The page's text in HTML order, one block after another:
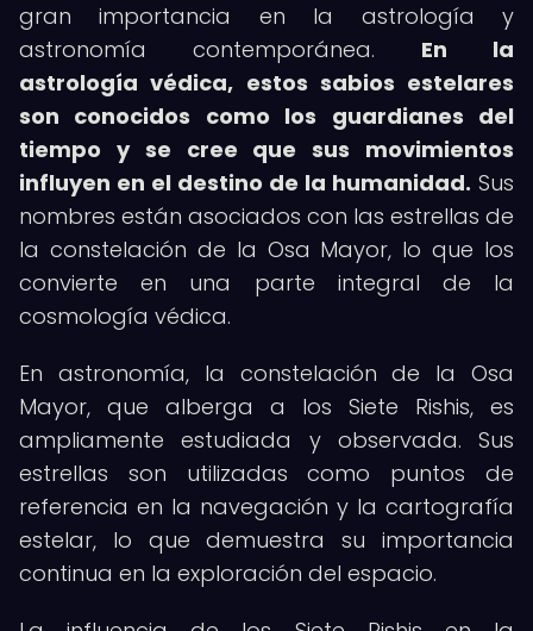
gran importancia en la astrología y
astronomía contemporánea. En la
astrología védica, estos sabios estelares
son conocidos como los guardianes del
tiempo y se cree que sus movimientos
influyen en el destino de la humanidad. Sus
nombres están asociados con las estrellas de
la constelación de la Osa Mayor, lo que los
convierte en una parte integral de la
cosmología védica.
En astronomía, la constelación de la Osa
Mayor, que alberga a los Siete Rishis, es
ampliamente estudiada y observada. Sus
estrellas son utilizadas como puntos de
referencia en la navegación y la cartografía
estelar, lo que demuestra su importancia
continua en la exploración del espacio.